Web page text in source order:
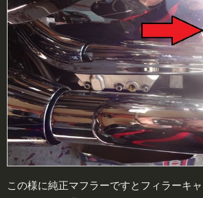
この様に純正マフラーですとフィラーキ